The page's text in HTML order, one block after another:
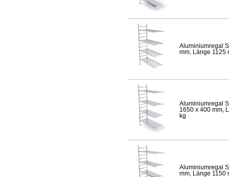
Aluminiumregal
mm, Länge 1125
Aluminiumregal
1650 x 400 mm,
kg
Aluminiumregal
mm, Länge 1150